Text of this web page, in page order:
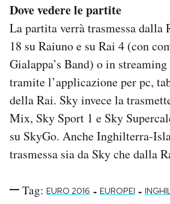
Dove vedere le partite
La partita verrà trasmessa dalla
18 su Raiuno e su Rai 4 (con
Gialappa’s Band) o in
tramite l’applicazione per pc,
della Rai. Sky invece la
Mix, Sky Sport 1 e Sky
su SkyGo. Anche Inghilterra-
trasmessa sia da Sky che dalla
Tag: EURO 2016 - EUROPEI -